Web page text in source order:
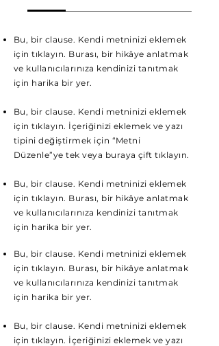
Bu, bir clause. Kendi metninizi eklemek
için tıklayın. Burası, bir hikâye anlatmak
ve kullanıcılarınıza kendinizi tanıtmak
için harika bir yer.
Bu, bir clause. Kendi metninizi eklemek
için tıklayın. İçeriğinizi eklemek ve yazı
tipini değiştirmek için “Metni
Düzenle”ye tek veya buraya çift tıklayın.
Bu, bir clause. Kendi metninizi eklemek
için tıklayın. Burası, bir hikâye anlatmak
ve kullanıcılarınıza kendinizi tanıtmak
için harika bir yer.
Bu, bir clause. Kendi metninizi eklemek
için tıklayın. Burası, bir hikâye anlatmak
ve kullanıcılarınıza kendinizi tanıtmak
için harika bir yer.
Bu, bir clause. Kendi metninizi eklemek
için tıklayın. İçeriğinizi eklemek ve yazı